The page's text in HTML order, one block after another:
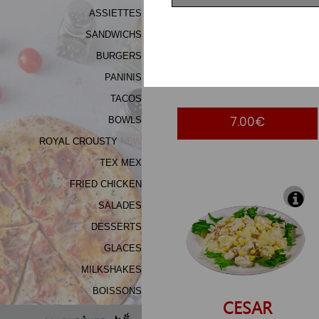
De
Vos
Avis
Zones
Livraison
ASSIETTES
SANDWICHS
BURGERS
PANINIS
TACOS
BOWLS
ROYAL CROUSTY
TEX MEX
FRIED CHICKEN
SALADES
DESSERTS
GLACES
MILKSHAKES
BOISSONS
7.00€
CESAR